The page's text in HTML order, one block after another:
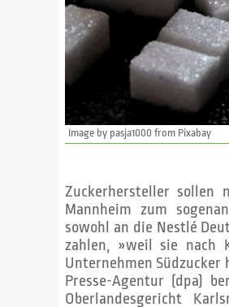
Image by pasja1000 from Pixabay
Zuckerhersteller sollen
Mannheim zum
sowohl an die Nestlé
zahlen, »weil sie nach
Unternehmen
Presse-Agentur (dpa)
Oberlandesgericht